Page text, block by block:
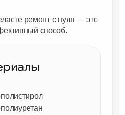
ремонт с нуля — это
способ.